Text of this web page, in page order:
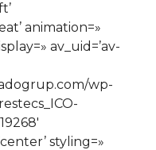
animation=»
av_uid=’av-
wp-
styling=»